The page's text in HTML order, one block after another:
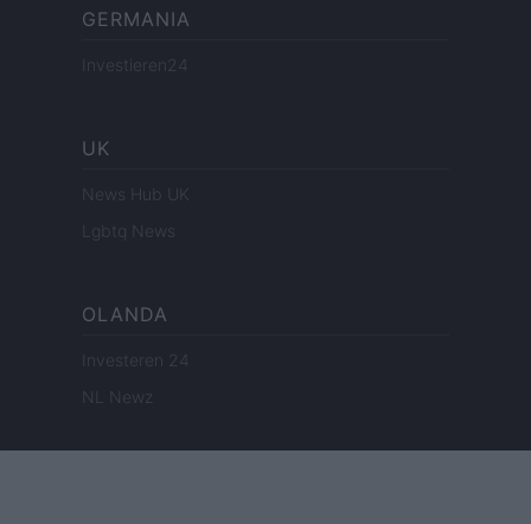
GERMANIA
Investieren24
UK
News Hub UK
Lgbtq News
OLANDA
Investeren 24
NL Newz